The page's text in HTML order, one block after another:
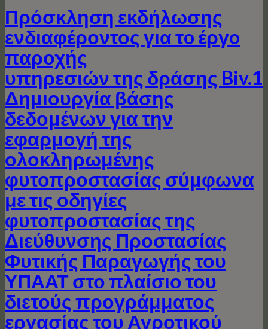
Πρόσκληση εκδήλωσης
ενδιαφέροντος για τo έργo
παροχής
υπηρεσιών της δράσης Biv.1
Δημιουργία βάσης
δεδομένων για την
εφαρμογή της
ολοκληρωμένης
φυτοπροστασίας σύμφωνα
με τις οδηγίες
φυτοπροστασίας της
Διεύθυνσης Προστασίας
Φυτικής Παραγωγής του
ΥΠΑΑΤ στο πλαίσιο του
διετούς προγράμματος
εργασίας του Αγροτικού